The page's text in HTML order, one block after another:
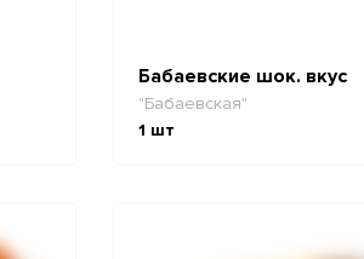
Бабаевские шок. вкус
"Бабаевская"
1 шт